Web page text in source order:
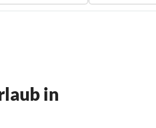
in